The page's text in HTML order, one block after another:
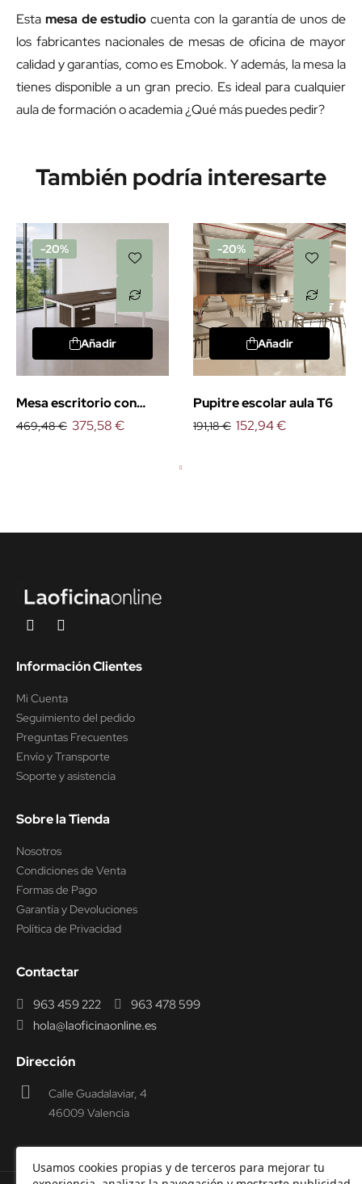
Esta mesa de estudio cuenta con la garantía de unos de
los fabricantes nacionales de mesas de oficina de mayor
calidad y garantías, como es Emobok. Y además, la mesa la
tienes disponible a un gran precio. Es ideal para cualquier
aula de formación o academia ¿Qué más puedes pedir?
También podría interesarte
-20%
Añadir
Mesa escritorio con
cajones Line
469,48 € 375,58 €
-20%
Añadir
Pupitre escolar aula T6
191,18 € 152,94 €
Usamos cookies propias y de terceros para mejorar tu
Información Clientes
Mi Cuenta
Seguimiento del pedido
Preguntas Frecuentes
Envío y Transporte
Soporte y asistencia
Sobre la Tienda
Nosotros
Condiciones de Venta
Formas de Pago
Garantía y Devoluciones
Política de Privacidad
Contactar
963 459 222
963 478 599
hola@laoficinaonline.es
Dirección
Calle Guadalaviar, 4
46009 Valencia